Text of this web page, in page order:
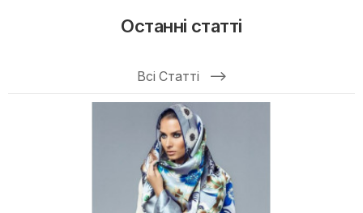
Останні статті
Всі Статті